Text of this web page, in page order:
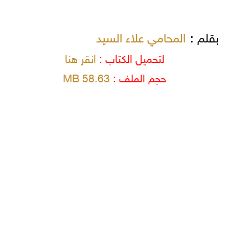
بقلم : المحامي علاء السيد
لتحميل الكتاب :انقر هنا
حجم الملف : 58.63 MB